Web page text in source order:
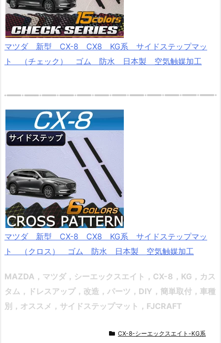
マツダ 新型 CX-8 CX8 KG系 サイドステップマッ
ト （チェック） ゴム 防水 日本製 空気触媒加工
マツダ 新型 CX-8 CX8 KG系 サイドステップマッ
ト （クロス） ゴム 防水 日本製 空気触媒加工
MAZDA，マツダ，シーエックスエイト，CX-8，KG， カス
タム，ドレスアップ，改造，パーツ，DIY，簡単取付，車種
別，オススメ ，サイドステップマット，FJCRAFT
CX-8-シーエックスエイト-KG系